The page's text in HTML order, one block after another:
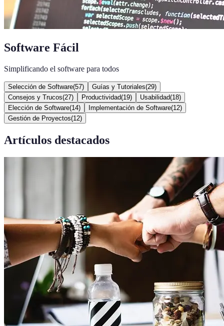
Software Fácil
Simplificando el software para todos
Selección de Software(57) Guías y Tutoriales(29)
Consejos y Trucos(27) Productividad(19) Usabilidad(18)
Elección de Software(14) Implementación de Software(12)
Gestión de Proyectos(12)
Artículos destacados